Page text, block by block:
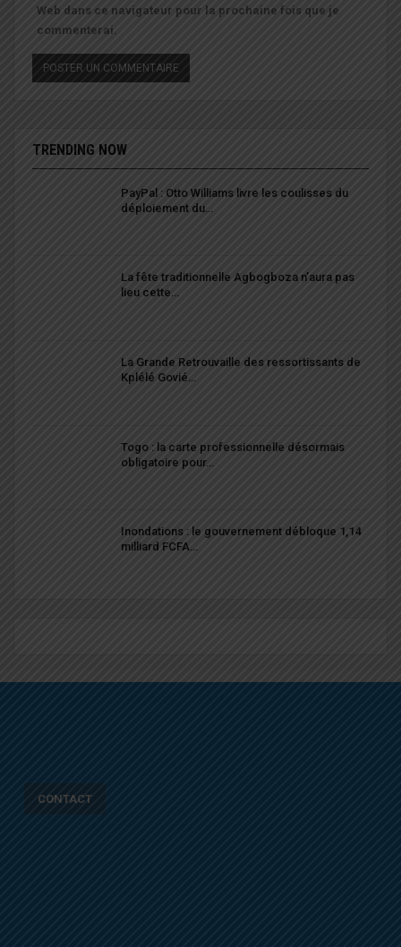
Web dans ce navigateur pour la prochaine fois que je
commenterai.
TRENDING NOW
PayPal : Otto Williams livre les coulisses du
déploiement du…
La fête traditionnelle Agbogboza n’aura pas
lieu cette…
La Grande Retrouvaille des ressortissants de
Kplélé Govié…
Togo : la carte professionnelle désormais
obligatoire pour…
Inondations : le gouvernement débloque 1,14
milliard FCFA…
CONTACT